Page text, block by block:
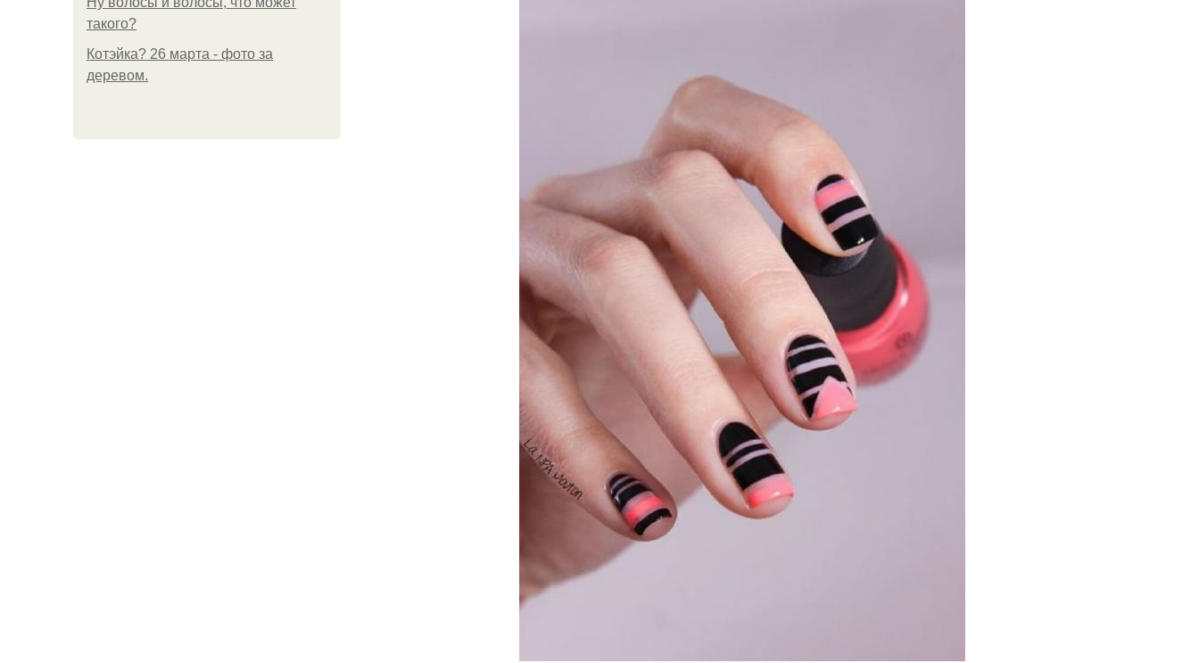
такого?
Котэйка? 26 марта - фото за
деревом.